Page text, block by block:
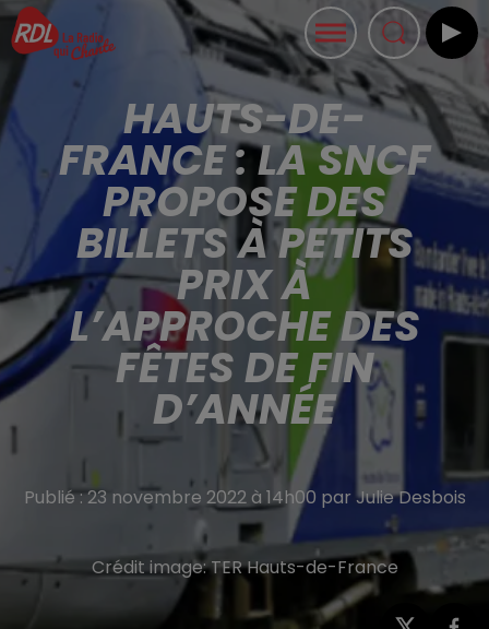
HAUTS-DE-
FRANCE : LA SNCF
PROPOSE DES
BILLETS À PETITS
PRIX À
L’APPROCHE DES
FÊTES DE FIN
D’ANNÉE
Publié : 23 novembre 2022 à 14h00 par Julie Desbois
Crédit image:TER Hauts-de-France